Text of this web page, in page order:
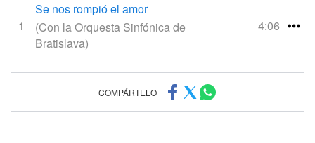
1
Se nos rompió el amor
(Con la Orquesta Sinfónica de
Bratislava)
4:06
COMPÁRTELO